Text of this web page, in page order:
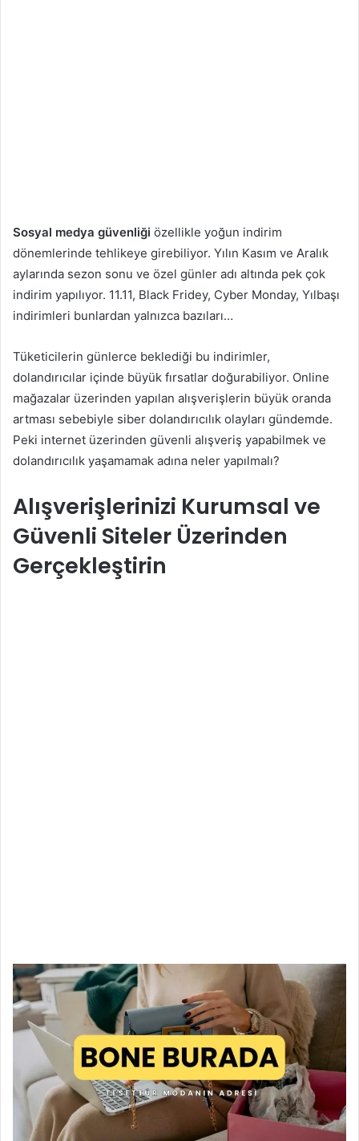
Sosyal medya güvenliği özellikle yoğun indirim
dönemlerinde tehlikeye girebiliyor. Yılın Kasım ve Aralık
aylarında sezon sonu ve özel günler adı altında pek çok
indirim yapılıyor. 11.11, Black Fridey, Cyber Monday, Yılbaşı
indirimleri bunlardan yalnızca bazıları…
Tüketicilerin günlerce beklediği bu indirimler,
dolandırıcılar içinde büyük fırsatlar doğurabiliyor. Online
mağazalar üzerinden yapılan alışverişlerin büyük oranda
artması sebebiyle siber dolandırıcılık olayları gündemde.
Peki internet üzerinden güvenli alışveriş yapabilmek ve
dolandırıcılık yaşamamak adına neler yapılmalı?
Alışverişlerinizi Kurumsal ve
Güvenli Siteler Üzerinden
Gerçekleştirin